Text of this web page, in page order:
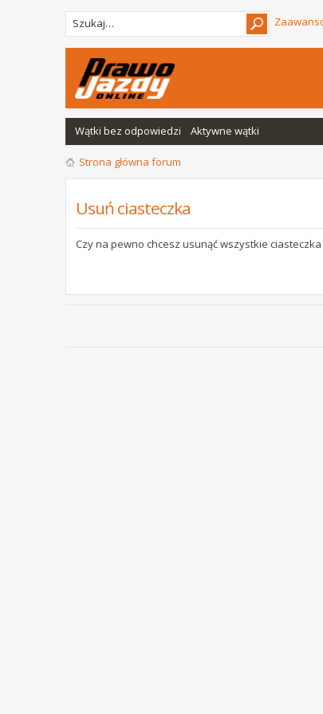
Wątki bez odpowiedzi Aktywne wątki
Strona główna forum
Usuń ciasteczka
Czy na pewno chcesz usunąć wszystkie